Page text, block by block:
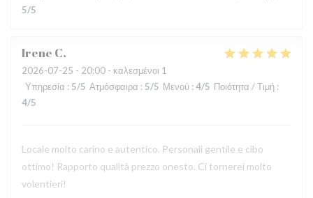
5/5
Irene C
2026-07-25 - 20:00 - καλεσμένοι 1
Υπηρεσία : 5/5 Ατμόσφαιρα : 5/5 Μενού : 4/5 Ποιότητα / Τιμή :
4/5
Locale molto carino e autentico. Personali gentile e cibo
ottimo! Rapporto qualità prezzo onesto. Ci tornerei molto
volentieri!